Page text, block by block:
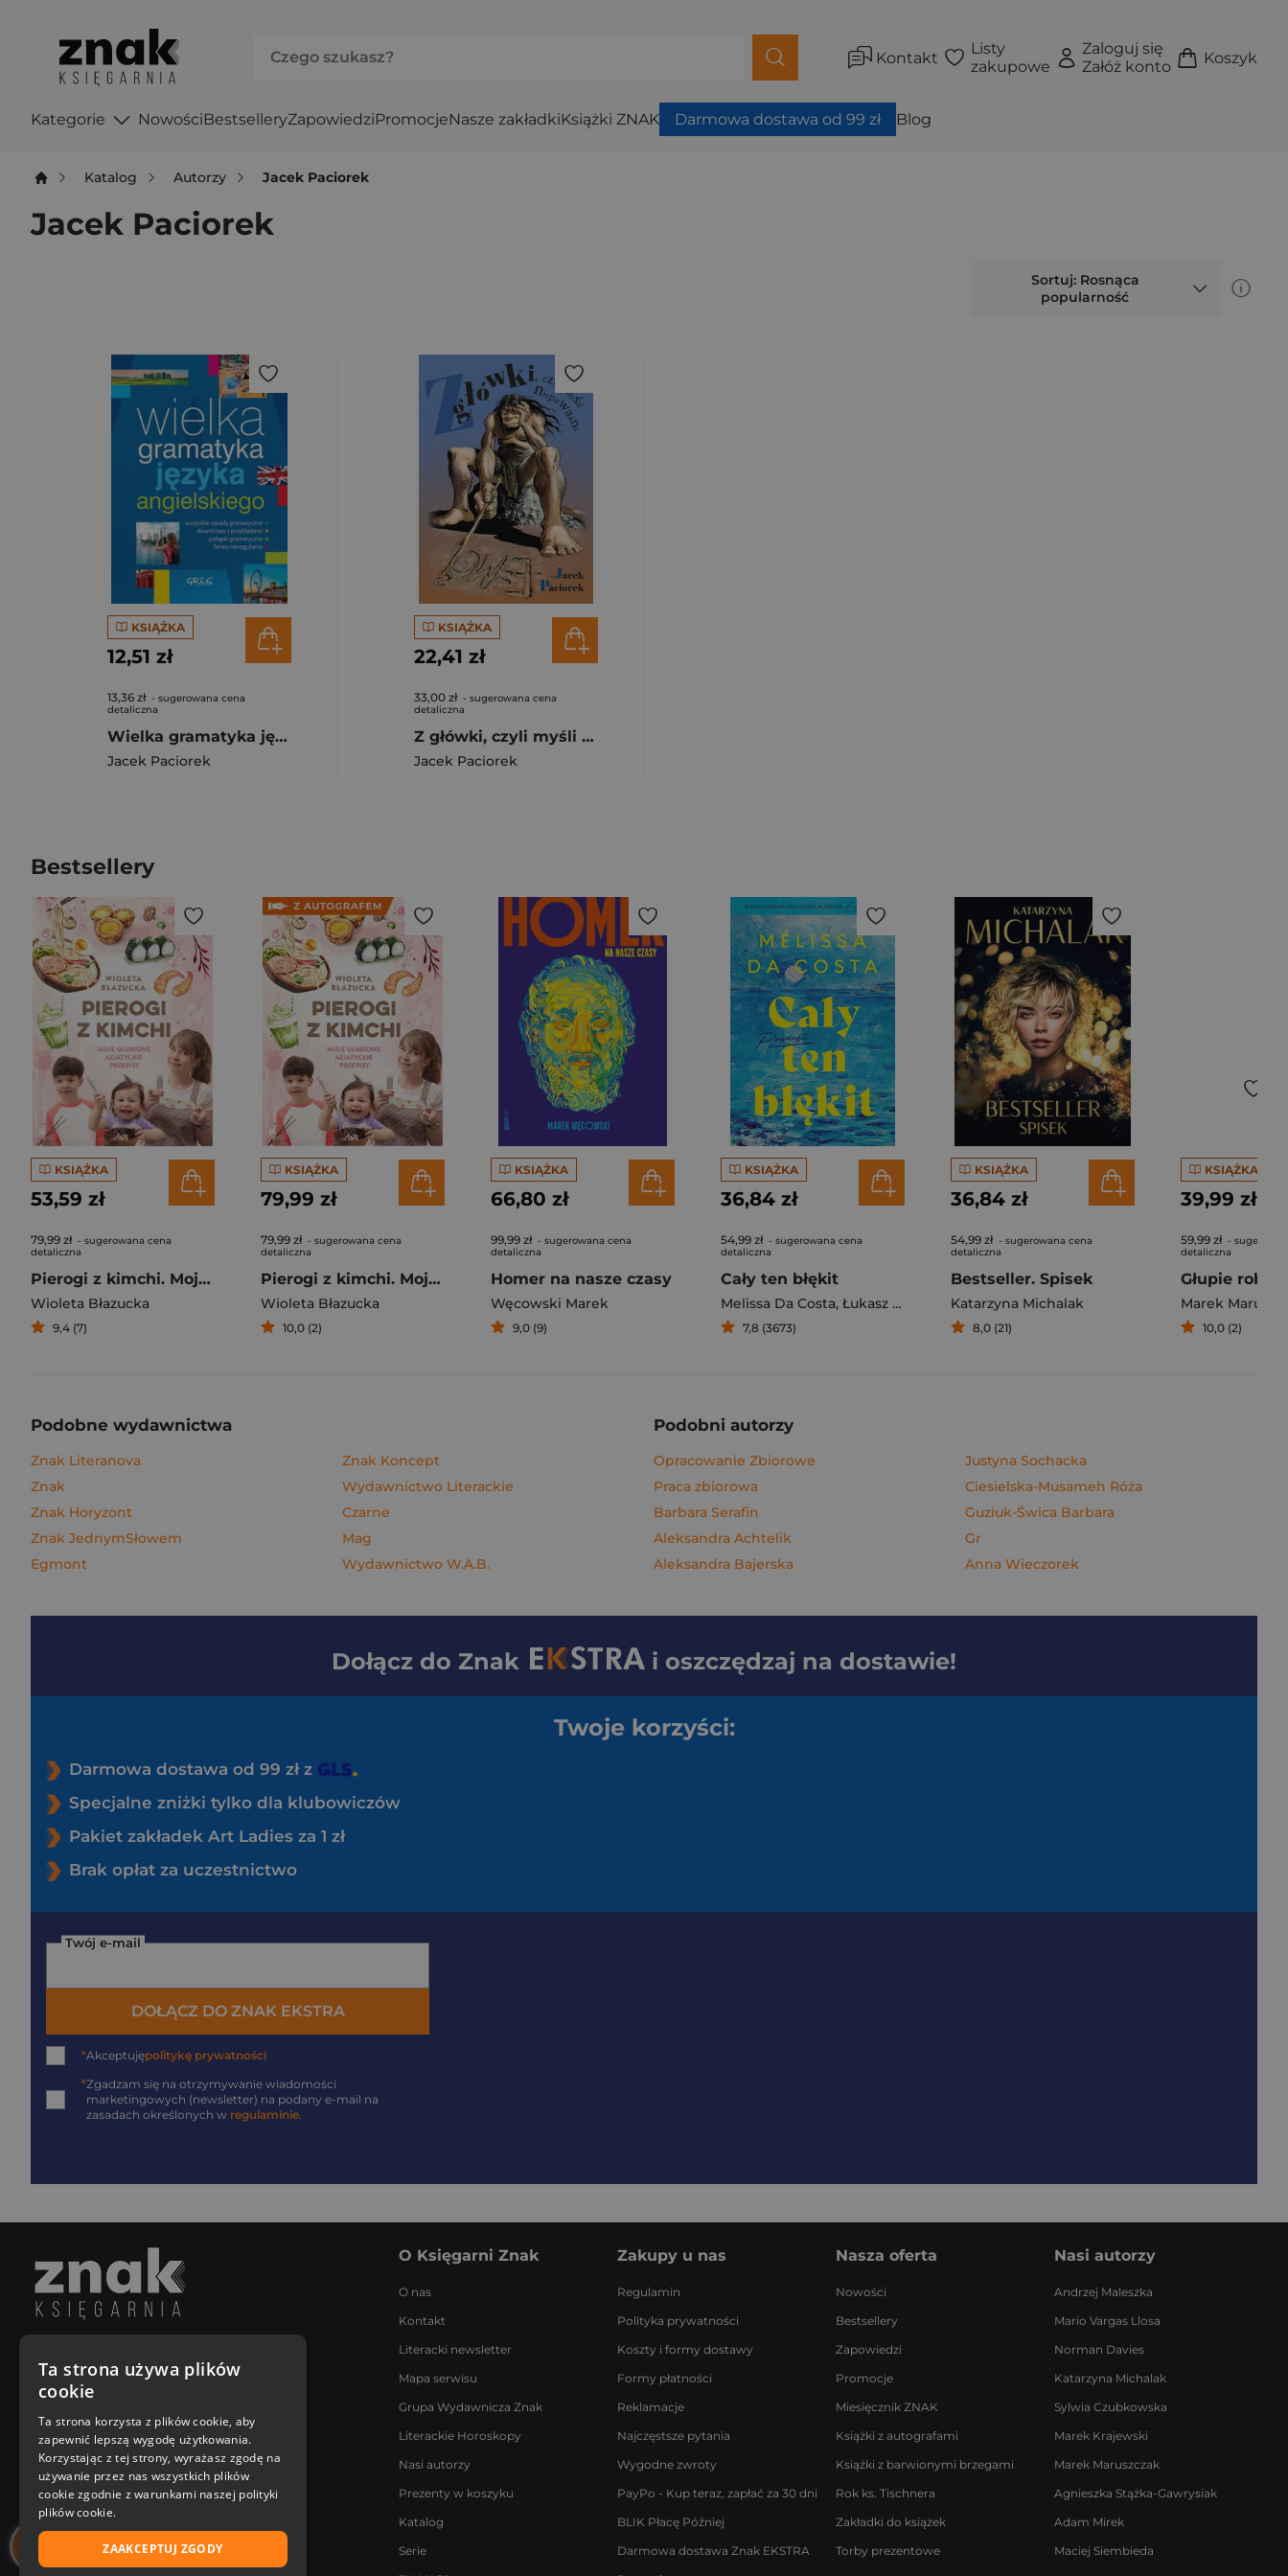
Kontakt
Listy
zakupowe
Zaloguj się
Załóż konto
Koszyk
Kategorie NowościBestselleryZapowiedziPromocjeNasze zakładkiKsiążki ZNAK Darmowa dostawa od 99 zł Blog
Katalog Autorzy Jacek Paciorek
Jacek Paciorek
Sortuj: Rosnąca
popularność
KSIĄŻKA
12,51 zł
13,36 zł - sugerowana cena
detaliczna
Wielka gramatyka języka angielskiego
Jacek Paciorek
KSIĄŻKA
22,41 zł
33,00 zł - sugerowana cena
detaliczna
Z główki, czyli myśli niepoważne Z główki, czyli myśli niepoważne
Jacek Paciorek
Bestsellery
KSIĄŻKA
53,59 zł
79,99 zł - sugerowana cena
detaliczna
Pierogi z kimchi. Moje ulubione azjatyckie przepisy
Wioleta Błazucka
9,4 (7)
KSIĄŻKA
79,99 zł
79,99 zł - sugerowana cena
detaliczna
Pierogi z kimchi. Moje ulubione azjatyckie przepisy - książka z autografem
Wioleta Błazucka
10,0 (2)
KSIĄŻKA
66,80 zł
99,99 zł - sugerowana cena
detaliczna
Homer na nasze czasy
Węcowski Marek
9,0 (9)
KSIĄŻKA
36,84 zł
54,99 zł - sugerowana cena
detaliczna
Cały ten błękit
Melissa Da Costa, Łukasz Müller
7,8 (3673)
KSIĄŻKA
36,84 zł
54,99 zł - sugerowana cena
detaliczna
Bestseller. Spisek
Katarzyna Michalak
8,0 (21)
KSIĄŻKA
39,99 zł
59,99 zł -
detaliczna
Marek
10,0 (2)
Podobne wydawnictwa
Znak Literanova
Znak
Znak Horyzont
Znak JednymSłowem
Egmont
Znak Koncept
Wydawnictwo Literackie
Czarne
Mag
Wydawnictwo W.A.B.
Podobni autorzy
Opracowanie Zbiorowe
Praca zbiorowa
Barbara Serafin
Aleksandra Achtelik
Aleksandra Bajerska
Justyna Sochacka
Ciesielska-Musameh Róża
Guziuk-Świca Barbara
Gr
Anna Wieczorek
Dołącz do Znak i oszczędzaj na dostawie!
Twoje korzyści:
Darmowa dostawa od 99 zł z
Specjalne zniżki tylko dla klubowiczów
Pakiet zakładek Art Ladies za 1 zł
Brak opłat za uczestnictwo
Twój e-mail
DOŁĄCZ DO ZNAK EKSTRA
*Akceptujępolitykę prywatności
*Zgadzam się na otrzymywanie wiadomości
marketingowych (newsletter) na podany e-mail na
zasadach określonych w regulaminie.
Poniedziałek - Piątek
8:00 - 18:00
[email protected]
Bądź z nami na bieżąco
O Księgarni Znak
O nas
Kontakt
Literacki newsletter
Mapa serwisu
Grupa Wydawnicza Znak
Literackie Horoskopy
Nasi autorzy
Prezenty w koszyku
Katalog
Serie
Zakupy u nas
Regulamin
Polityka prywatności
Koszty i formy dostawy
Formy płatności
Reklamacje
Najczęstsze pytania
Wygodne zwroty
PayPo - Kup teraz, zapłać za 30 dni
BLIK Płacę Później
Darmowa dostawa Znak EKSTRA
Nasza oferta
Nowości
Bestsellery
Zapowiedzi
Promocje
Miesięcznik ZNAK
Książki z autografami
Książki z barwionymi brzegami
Rok ks. Tischnera
Zakładki do książek
Torby prezentowe
Nasi autorzy
Andrzej Maleszka
Mario Vargas Llosa
Norman Davies
Katarzyna Michalak
Sylwia Czubkowska
Marek Krajewski
Marek Maruszczak
Agnieszka Stążka-Gawrysiak
Adam Mirek
Maciej Siembieda
Ta strona używa plików
cookie
Ta strona korzysta z plików cookie, aby
zapewnić lepszą wygodę użytkowania.
Korzystając z tej strony, wyrażasz zgodę na
używanie przez nas wszystkich plików
cookie zgodnie z warunkami naszej polityki
plików cookie.
ZAAKCEPTUJ ZGODY